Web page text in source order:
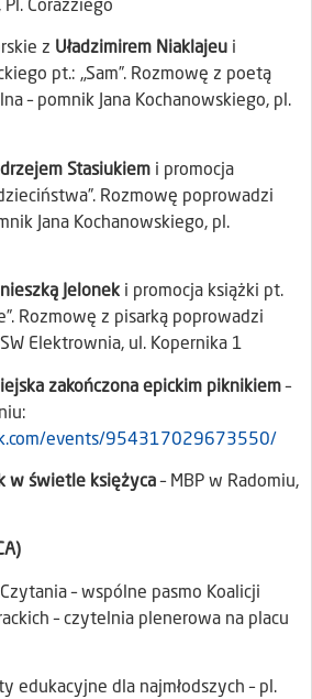
Pl. Corazziego
z Uładzimirem Niaklajeu i
pt.: „Sam”. Rozmowę z poetą
– pomnik Jana Kochanowskiego, pl.
Stasiukiem i promocja
Rozmowę poprowadzi
Jana Kochanowskiego, pl.
Jelonek i promocja książki pt.
Rozmowę z pisarką poprowadzi
Elektrownia, ul. Kopernika 1
zakończona epickim piknikiem–
events/954317029673550/
w świetle księżyca– MBP w Radomiu,
– wspólne pasmo Koalicji
– czytelnia plenerowa na placu
edukacyjne dla najmłodszych – pl.